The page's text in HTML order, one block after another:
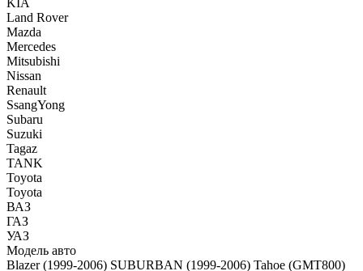
KIA
Land Rover
Mazda
Mercedes
Mitsubishi
Nissan
Renault
SsangYong
Subaru
Suzuki
Tagaz
TANK
Toyota
Toyota
ВАЗ
ГАЗ
УАЗ
Модель авто
Blazer (1999-2006) SUBURBAN (1999-2006) Tahoe (GMT800)